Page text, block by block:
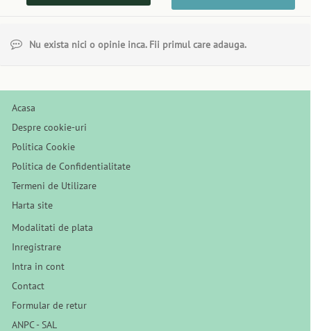
Nu exista nici o opinie inca. Fii primul care adauga.
Acasa
Despre cookie-uri
Politica Cookie
Politica de Confidentialitate
Termeni de Utilizare
Harta site
Modalitati de plata
Inregistrare
Intra in cont
Contact
Formular de retur
ANPC - SAL